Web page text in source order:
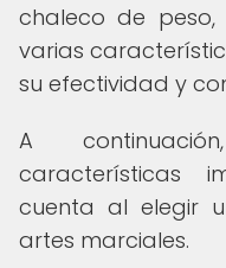
chaleco de
varias
su efectividad y
A
características
cuenta al elegir
artes marciales.